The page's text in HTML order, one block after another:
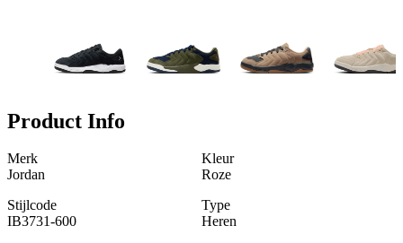
Product Info
Merk
Jordan
Kleur
Roze
Stijlcode
IB3731-600
Type
Heren